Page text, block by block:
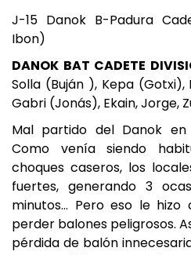
J-15 Danok B-Padura
Ibon)
DANOK BAT CADETE
Solla (Buján ), Kepa (Gotxi),
Gabri (Jonás), Ekain, Jorge,
Mal partido del Danok
Como venía siendo
choques caseros, los
fuertes, generando 3
minutos… Pero eso le hizo
perder balones peligrosos.
pérdida de balón